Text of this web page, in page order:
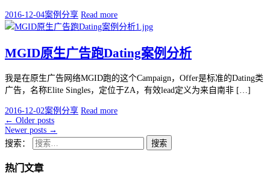
2016-12-04案例分享 Read more
MGID原生广告跑Dating案例分析
我是在原生广告网络MGID跑的这个Campaign，Offer是标准的Dating类
广告，名称Elite Singles，定位于ZA，有效lead定义为来自南非 […]
2016-12-02案例分享 Read more
← Older posts
Newer posts →
搜索：
热门文章